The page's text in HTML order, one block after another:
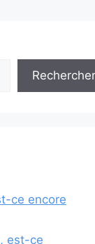
Rechercher
ce encore
est-ce